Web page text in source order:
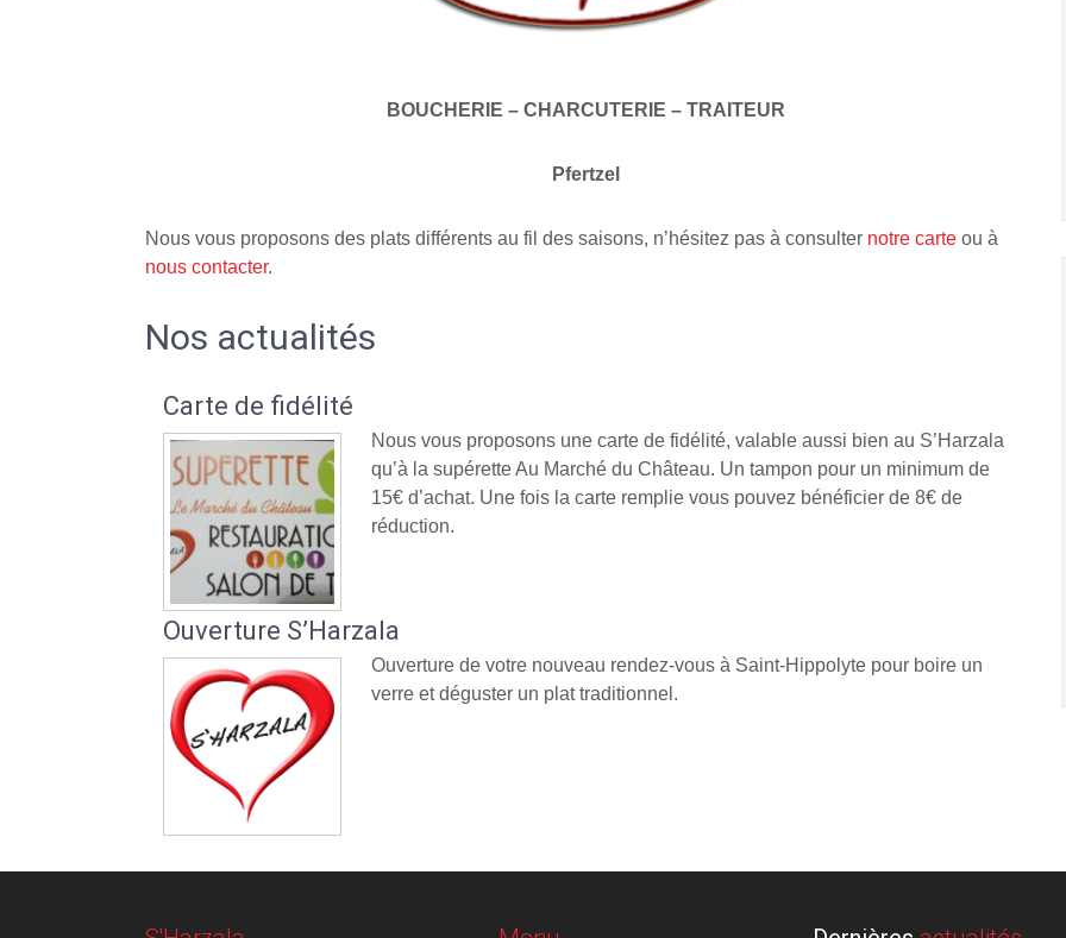
BOUCHERIE – CHARCUTERIE – TRAITEUR
Pfertzel
Nous vous proposons des plats différents au fil des saisons, n’hésitez pas à consulter notre carte ou à
nous contacter.
Nos actualités
Carte de fidélité
Nous vous proposons une carte de fidélité, valable aussi bien au S’Harzala
qu’à la supérette Au Marché du Château. Un tampon pour un minimum de
15€ d’achat. Une fois la carte remplie vous pouvez bénéficier de 8€ de
réduction.
Ouverture S’Harzala
Ouverture de votre nouveau rendez-vous à Saint-Hippolyte pour boire un
verre et déguster un plat traditionnel.